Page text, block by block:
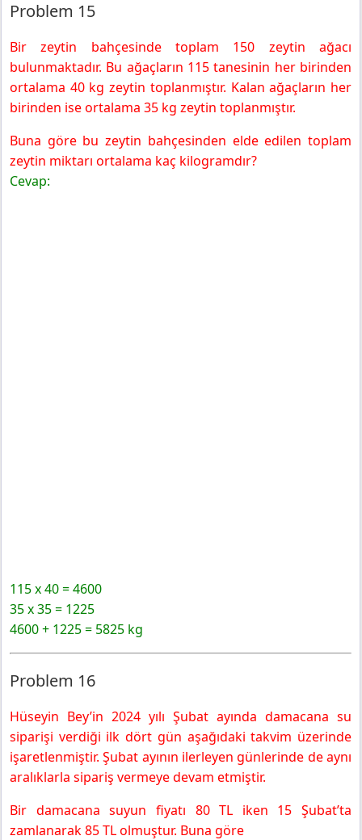
Problem 15
Bir zeytin bahçesinde toplam 150 zeytin ağacı
bulunmaktadır. Bu ağaçların 115 tanesinin her birinden
ortalama 40 kg zeytin toplanmıştır. Kalan ağaçların her
birinden ise ortalama 35 kg zeytin toplanmıştır.
Buna göre bu zeytin bahçesinden elde edilen toplam
zeytin miktarı ortalama kaç kilogramdır?
Cevap:
115 x 40 = 4600
35 x 35 = 1225
4600 + 1225 = 5825 kg
Problem 16
Hüseyin Bey’in 2024 yılı Şubat ayında damacana su
siparişi verdiği ilk dört gün aşağıdaki takvim üzerinde
işaretlenmiştir. Şubat ayının ilerleyen günlerinde de aynı
aralıklarla sipariş vermeye devam etmiştir.
Bir damacana suyun fiyatı 80 TL iken 15 Şubat’ta
zamlanarak 85 TL olmuştur. Buna göre